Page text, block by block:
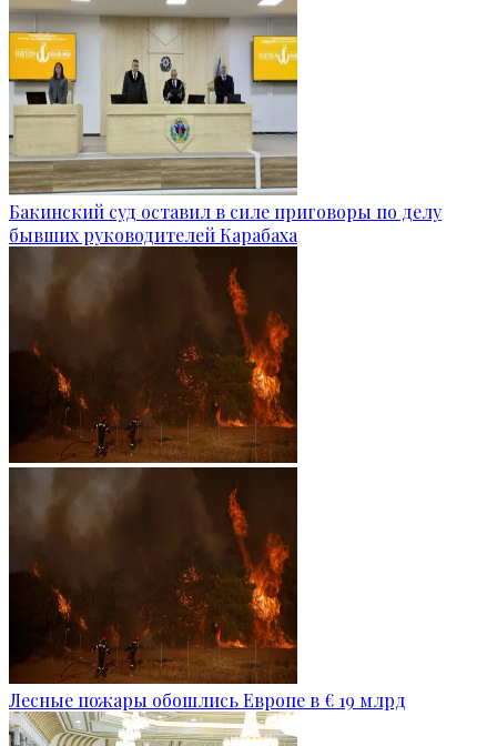
Бакинский суд оставил в силе приговоры по делу
бывших руководителей Карабаха
Лесные пожары обошлись Европе в € 19 млрд